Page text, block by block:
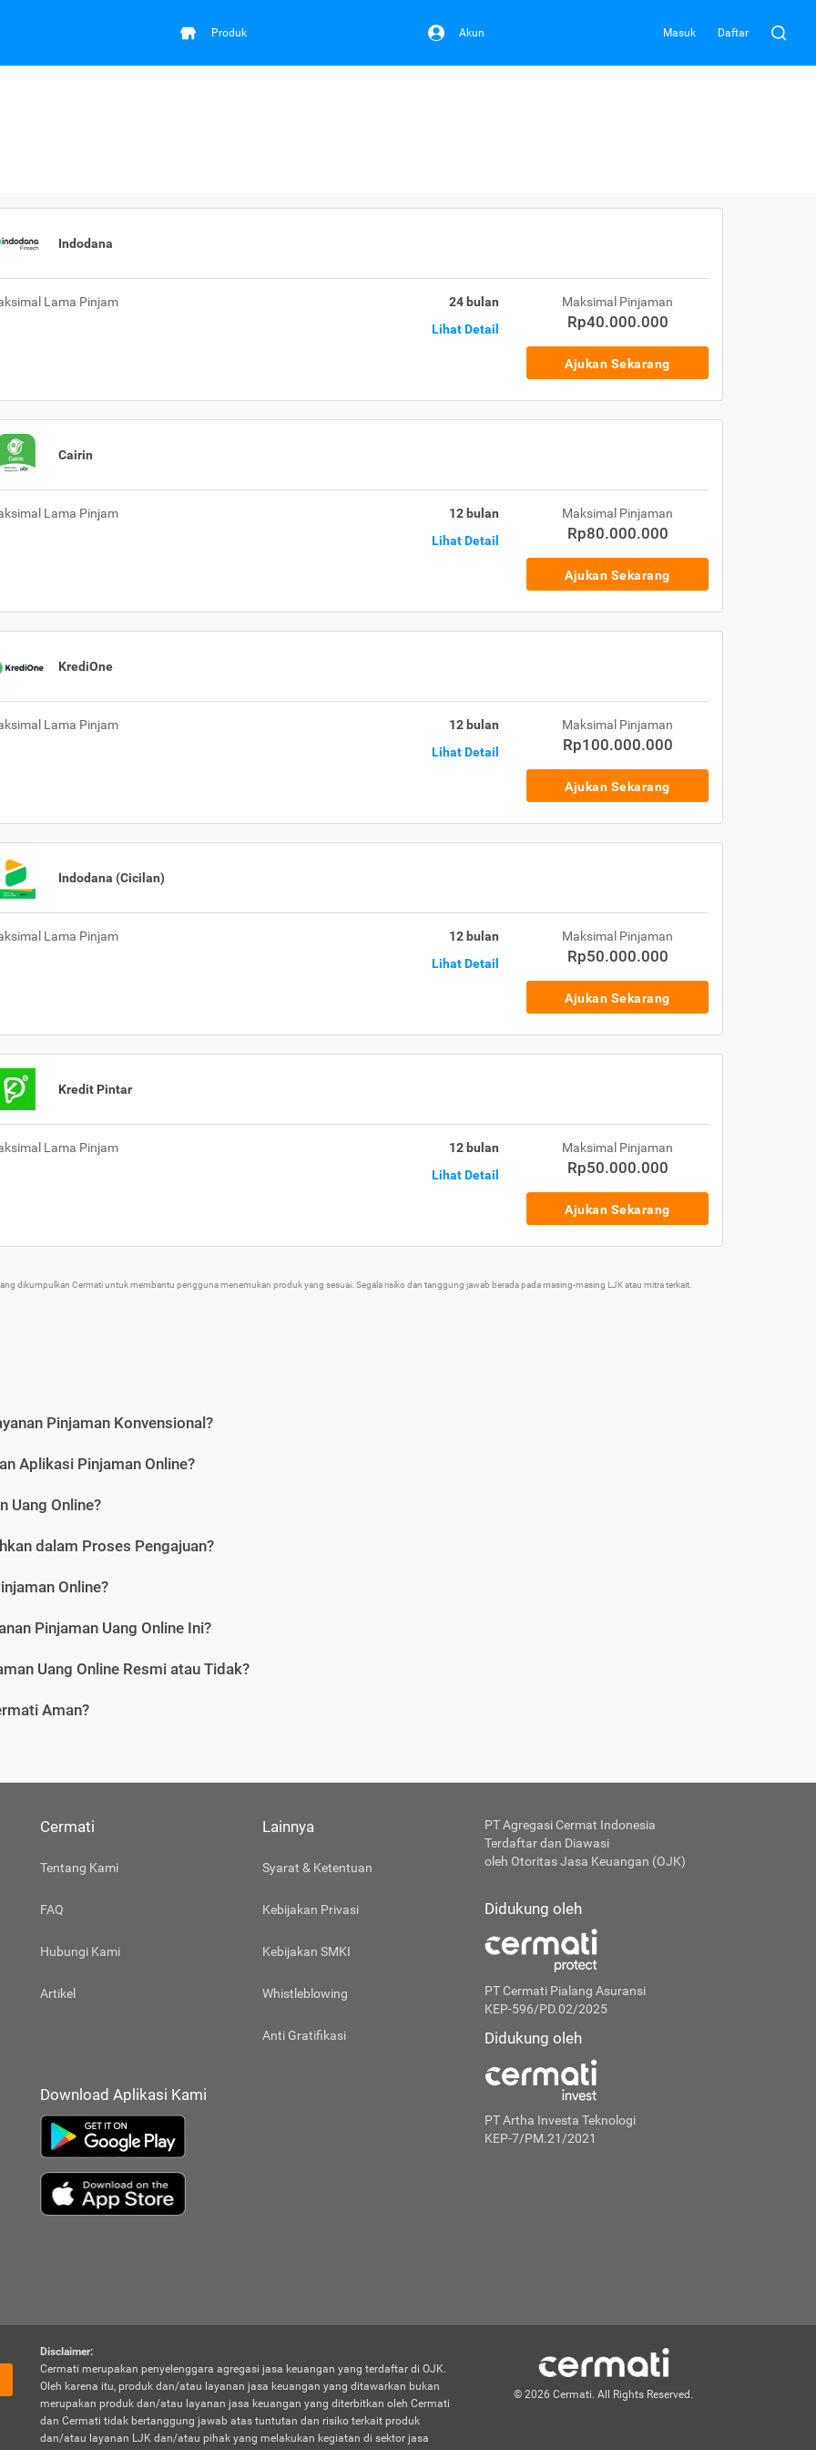
Produk Akun Masuk Daftar
Indodana
Maksimal Pinjaman
Rp40.000.000
Lama Pinjam
24 bulan
Lihat Detail
Ajukan Sekarang
Cairin
Maksimal Pinjaman
Rp80.000.000
Lama Pinjam
12 bulan
Lihat Detail
Ajukan Sekarang
KrediOne
Maksimal Pinjaman
Rp100.000.000
Lama Pinjam
12 bulan
Lihat Detail
Ajukan Sekarang
Indodana (Cicilan)
Maksimal Pinjaman
Rp50.000.000
Lama Pinjam
12 bulan
Lihat Detail
Ajukan Sekarang
Kredit Pintar
Maksimal Pinjaman
Rp50.000.000
Lama Pinjam
12 bulan
Lihat Detail
Ajukan Sekarang
dikumpulkan Cermati untuk membantu pengguna menemukan produk yang sesuai. Segala risiko dan tanggung jawab berada pada masing-masing LJK atau mitra terkait.
Pinjaman Konvensional?
Aplikasi Pinjaman Online?
Uang Online?
dalam Proses Pengajuan?
Online?
Pinjaman Uang Online Ini?
Uang Online Resmi atau Tidak?
Aman?
Cermati
Tentang Kami
FAQ
Hubungi Kami
Artikel
Lainnya
Syarat & Ketentuan
Kebijakan Privasi
Kebijakan SMKI
Whistleblowing
Anti Gratifikasi
Download Aplikasi Kami
PT Agregasi Cermat Indonesia
Terdaftar dan Diawasi
oleh Otoritas Jasa Keuangan (OJK)
Didukung oleh
PT Cermati Pialang Asuransi
KEP-596/PD.02/2025
Didukung oleh
PT Artha Investa Teknologi
KEP-7/PM.21/2021
Disclaimer:
Cermati merupakan penyelenggara agregasi jasa keuangan yang terdaftar di OJK.
Oleh karena itu, produk dan/atau layanan jasa keuangan yang ditawarkan bukan
merupakan produk dan/atau layanan jasa keuangan yang diterbitkan oleh Cermati
dan Cermati tidak bertanggung jawab atas tuntutan dan risiko terkait produk
dan/atau layanan LJK dan/atau pihak yang melakukan kegiatan di sektor jasa
© 2026 Cermati. All Rights Reserved.